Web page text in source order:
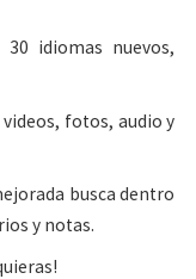
30 idiomas nuevos,
fotos, audio y
busca dentro
y notas.